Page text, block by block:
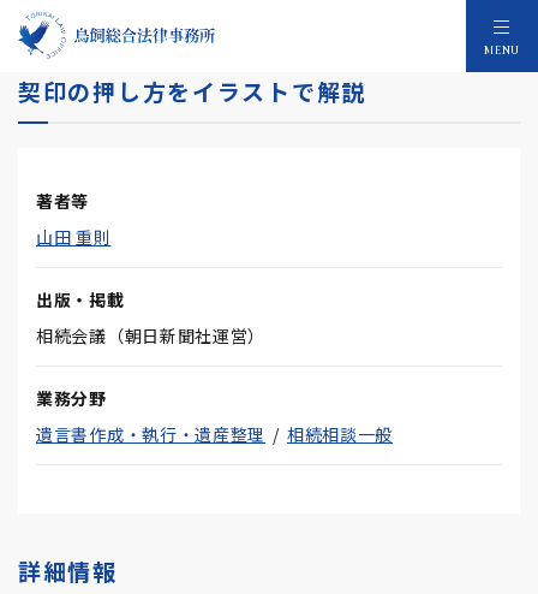
MENU
遺産分割協議書の失敗しない作り方 割印や
契印の押し方をイラストで解説
著者等
山田 重則
出版・掲載
相続会議（朝日新聞社運営）
業務分野
遺言書作成・執行・遺産整理
相続相談一般
詳細情報